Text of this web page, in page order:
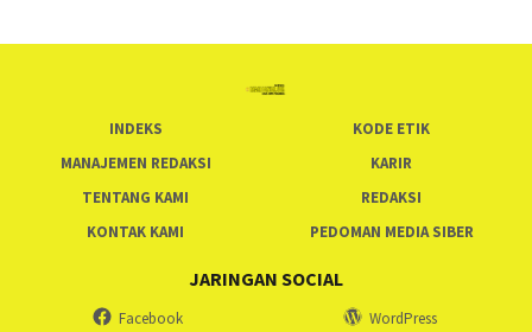
INDEKS
KODE ETIK
MANAJEMEN REDAKSI
KARIR
TENTANG KAMI
REDAKSI
KONTAK KAMI
PEDOMAN MEDIA SIBER
JARINGAN SOCIAL
Facebook WordPress